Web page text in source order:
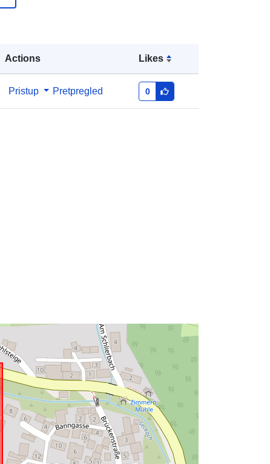
Actions Likes
Pristup Pretpregled 0
49.4334219 ], [ 9.3712393,
49.4334219 ], [ 9.3712393,